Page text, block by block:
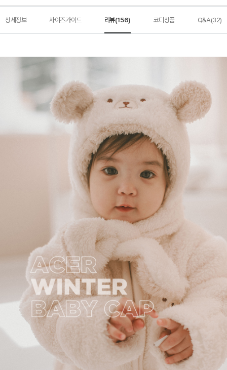
상세정보 사이즈가이드 리뷰(156) 코디상품 Q&A(32)